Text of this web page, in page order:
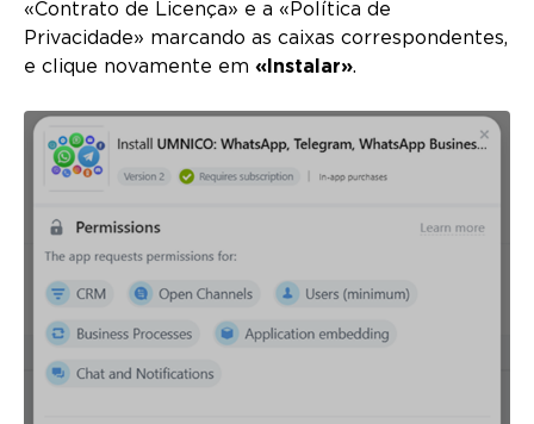
«Contrato de Licença» e a «Política de
Privacidade» marcando as caixas correspondentes,
e clique novamente em «Instalar».